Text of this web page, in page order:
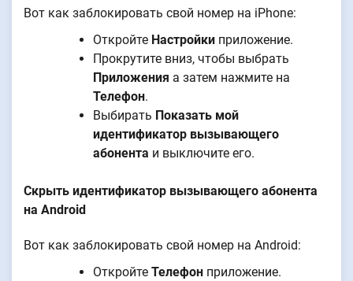
Вот как заблокировать свой номер на iPhone:
Откройте Настройки приложение.
Прокрутите вниз, чтобы выбрать
Приложения а затем нажмите на
Телефон.
Выбирать Показать мой
идентификатор вызывающего
абонента и выключите его.
Скрыть идентификатор вызывающего абонента
на Android
Вот как заблокировать свой номер на Android:
Откройте Телефон приложение.